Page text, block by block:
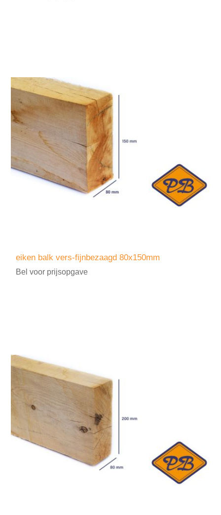
eiken balk vers-fijnbezaagd 80x150mm
Bel voor prijsopgave